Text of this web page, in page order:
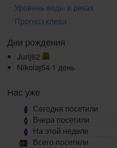
Уровень воды в реках
Прогноз клева
Дни рождения
Jurij62
Nikolaj54 1 день
Нас уже
Сегодня посетили
Вчера посетили
На этой неделе
Всего посетили